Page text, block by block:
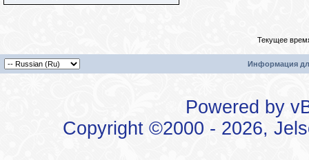
Текущее
Информация
Powered by
Copyright ©2000 - 2026,